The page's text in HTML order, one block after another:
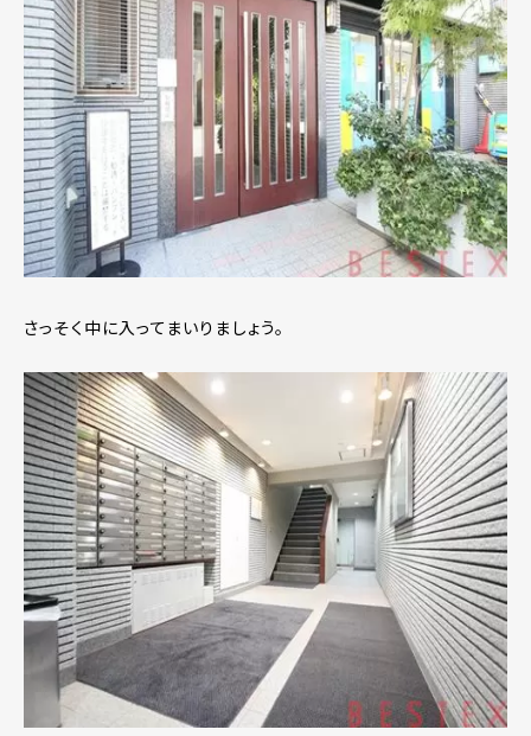
さっそく中に入ってまいりましょう。